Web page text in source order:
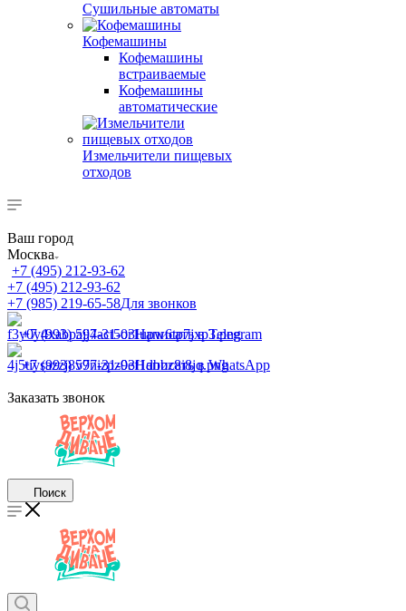
Сушильные автоматы
Кофемашины
Кофемашины
встраиваемые
Кофемашины
автоматические
Измельчители пищевых
отходов
Ваш город
Москва
+7 (495) 212-93-62
+7 (495) 212-93-62
+7 (985) 219-65-58Для звонков
+7 (993) 597-31-03Написать в Telegram
+7 (993) 597-31-03Написать в WhatsApp
Заказать звонок
Поиск